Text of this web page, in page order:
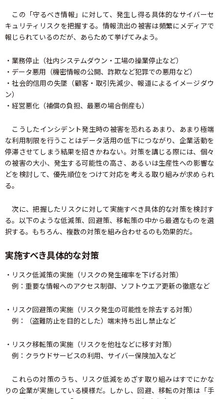
この「守るべき情報」に対して、発生し得る具体的なサイバーセ
キュリティリスクを把握する。情報流出の被害は頻繁にメディアで
報じられているのだが、あらためて挙げてみよう。
・業務停止（社内システムダウン・工場の操業停止など）
・データ悪用（機密情報の公開、詐欺など犯罪での悪用など）
・社会的信用の失墜（顧客・取引先減少、報道によるイメージダウ
ン）
・経営悪化（補償の負担、最悪の場合倒産も）
こうしたインシデント発生時の被害を恐れるあまり、あまり極端
な利用制限を行うことはデータ活用の低下につながり、企業活動を
停滞させてしまう結果を招きかねない。対策を講じる際には、個々
の被害の大小、発生する可能性の高さ、あるいは生産性への影響な
どを検討して、優先順位をつけて対応を考える取り組みが求められ
る。
次に、把握したリスクに対して実施すべき具体的な対策を検討す
る。以下のような低減策、回避策、移転策の中から最適なものを選
択する。もちろん、複数の対策を組み合わせるのも効果的だ。
実施すべき具体的な対策
・リスク低減策の実施（リスクの発生確率を下げる対策）
例：重要な情報へのアクセス制御、ソフトウエア更新の徹底など
・リスク回避策の実施（リスク発生の可能性を除去する対策）
例：（盗難防止を目的とした）端末持ち出し禁止など
・リスク移転策の実施（リスクを他社などに移す対策）
例：クラウドサービスの利用、サイバー保険加入など
これらの対策のうち、リスク低減をめざす取り組みはすでにかな
りの企業が実施している模様だ。しかし、回避、移転の対策は「手